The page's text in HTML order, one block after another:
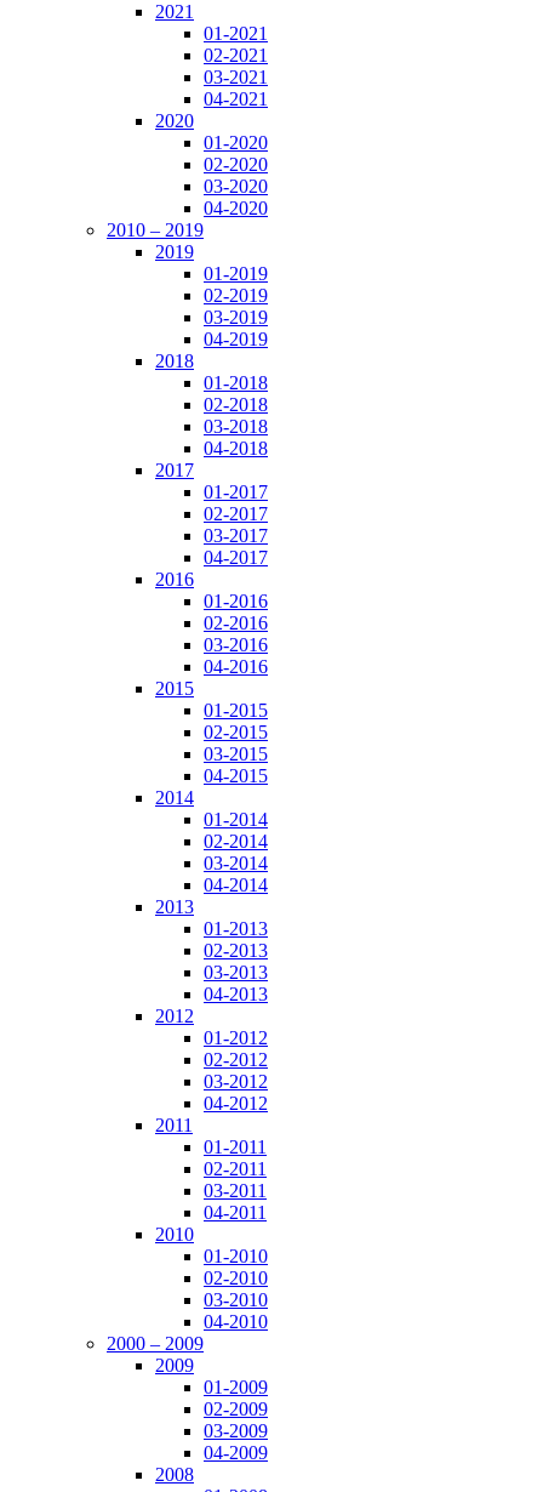
2021
01-2021
02-2021
03-2021
04-2021
2020
01-2020
02-2020
03-2020
04-2020
2010 – 2019
2019
01-2019
02-2019
03-2019
04-2019
2018
01-2018
02-2018
03-2018
04-2018
2017
01-2017
02-2017
03-2017
04-2017
2016
01-2016
02-2016
03-2016
04-2016
2015
01-2015
02-2015
03-2015
04-2015
2014
01-2014
02-2014
03-2014
04-2014
2013
01-2013
02-2013
03-2013
04-2013
2012
01-2012
02-2012
03-2012
04-2012
2011
01-2011
02-2011
03-2011
04-2011
2010
01-2010
02-2010
03-2010
04-2010
2000 – 2009
2009
01-2009
02-2009
03-2009
04-2009
2008